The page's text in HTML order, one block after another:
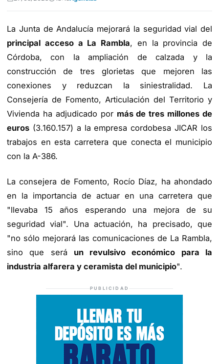
La Junta de Andalucía mejorará la seguridad vial del
principal acceso a La Rambla, en la provincia de
Córdoba, con la ampliación de calzada y la
construcción de tres glorietas que mejoren las
conexiones y reduzcan la siniestralidad. La
Consejería de Fomento, Articulación del Territorio y
Vivienda ha adjudicado por más de tres millones de
euros (3.160.157) a la empresa cordobesa JICAR los
trabajos en esta carretera que conecta el municipio
con la A-386.
La consejera de Fomento, Rocío Díaz, ha ahondado
en la importancia de actuar en una carretera que
"llevaba 15 años esperando una mejora de su
seguridad vial". Una actuación, ha precisado, que
"no sólo mejorará las comunicaciones de La Rambla,
sino que será un revulsivo económico para la
industria alfarera y ceramista del municipio".
PUBLICIDAD